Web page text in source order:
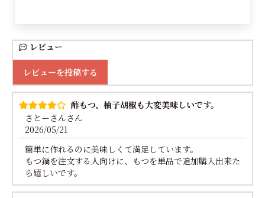
レビュー
レビューを投稿する
酢もつ、柚子胡椒も大変美味しいです。
さとーさんさん
2026/05/21
簡単に作れるのに美味しくて満足しています。
もつ鍋を注文する人向けに、もつを単品で追加購入出来た
ら嬉しいです。